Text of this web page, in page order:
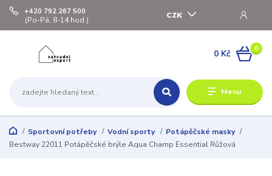
Menu
CZK
+420 792 267 500
(Po-Pá, 8-14 hod.)
0
0 Kč
Sportovní potřeby Vodní sporty
Potápěčské masky
Bestway 22011 Potápěčské brýle Aqua Champ Essential Růžová